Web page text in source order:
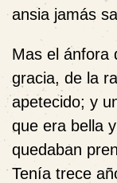
ansia jamás
Mas el ánfora
gracia, de la
apetecido; y
que era bella
quedaban
Tenía trece